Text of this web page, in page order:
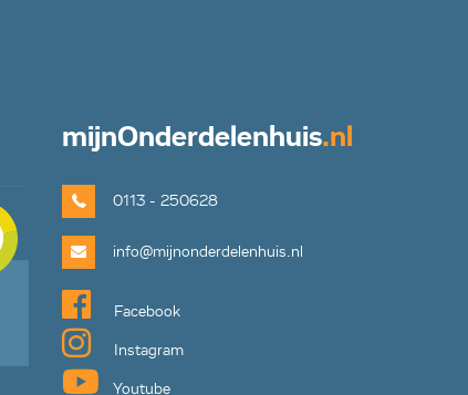
mijnOnderdelenhuis.nl
0113 - 250628
info@mijnonderdelenhuis.nl
Facebook
Instagram
Youtube